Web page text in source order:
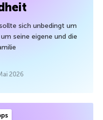
sich unbedingt um
seine eigene und die
2026